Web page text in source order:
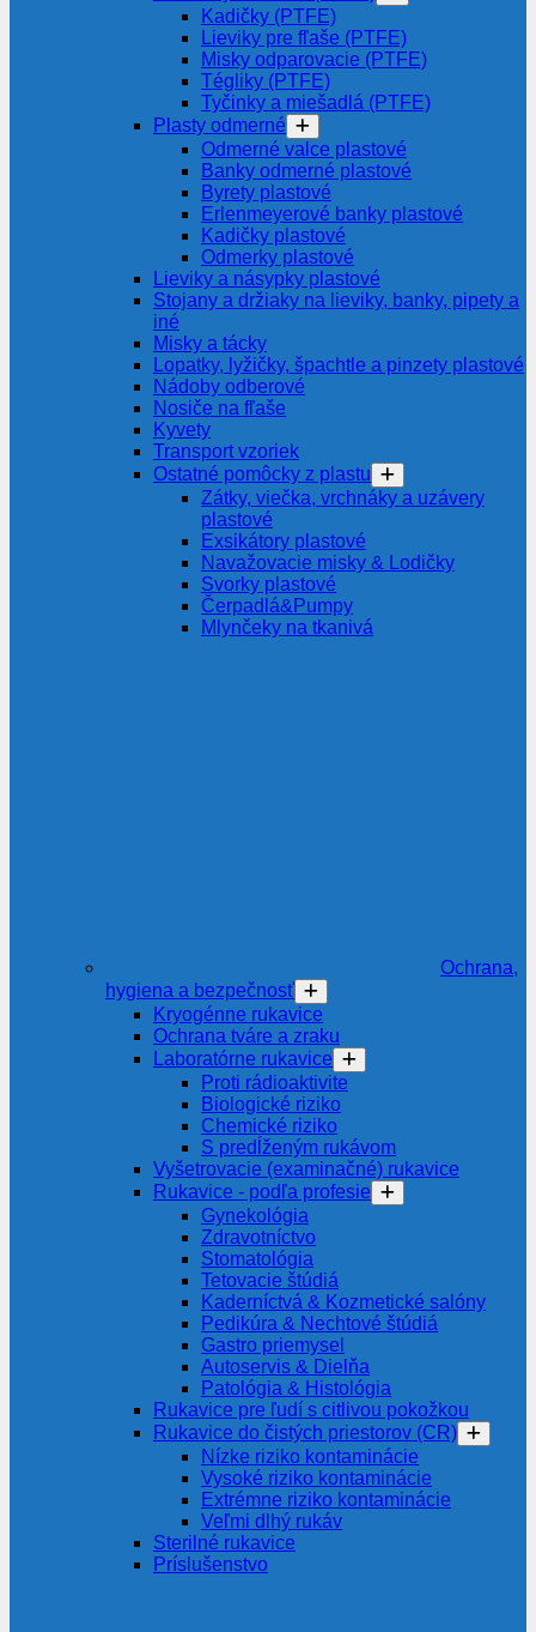
Kadičky (PTFE)
Lieviky pre fľaše (PTFE)
Misky odparovacie (PTFE)
Tégliky (PTFE)
Tyčinky a miešadlá (PTFE)
Plasty odmerné
Odmerné valce plastové
Banky odmerné plastové
Byrety plastové
Erlenmeyerové banky plastové
Kadičky plastové
Odmerky plastové
Lieviky a násypky plastové
Stojany a držiaky na lieviky, banky, pipety a
iné
Misky a tácky
Lopatky, lyžičky, špachtle a pinzety plastové
Nádoby odberové
Nosiče na fľaše
Kyvety
Transport vzoriek
Ostatné pomôcky z plastu
Zátky, viečka, vrchnáky a uzávery
plastové
Exsikátory plastové
Navažovacie misky & Lodičky
Svorky plastové
Čerpadlá&Pumpy
Mlynčeky na tkanivá
Ochrana,
hygiena a bezpečnosť
Kryogénne rukavice
Ochrana tváre a zraku
Laboratórne rukavice
Proti rádioaktivite
Biologické riziko
Chemické riziko
S predĺženým rukávom
Vyšetrovacie (examinačné) rukavice
Rukavice - podľa profesie
Gynekológia
Zdravotníctvo
Stomatológia
Tetovacie štúdiá
Kaderníctvá & Kozmetické salóny
Pedikúra & Nechtové štúdiá
Gastro priemysel
Autoservis & Dielňa
Patológia & Histológia
Rukavice pre ľudí s citlivou pokožkou
Rukavice do čistých priestorov (CR)
Nízke riziko kontaminácie
Vysoké riziko kontaminácie
Extrémne riziko kontaminácie
Veľmi dlhý rukáv
Sterilné rukavice
Príslušenstvo